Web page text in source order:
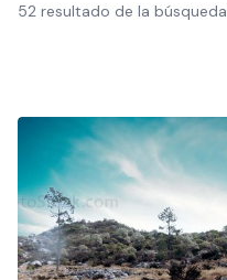
52 resultado de la búsqueda